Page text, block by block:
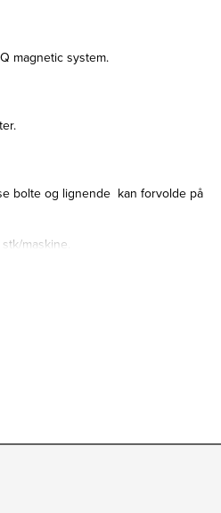
magnetic system.
bolte og lignende kan forvolde på
maskine.